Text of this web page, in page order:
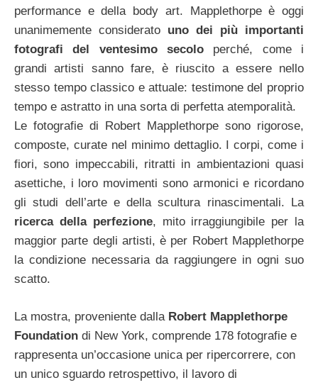
performance e della body art. Mapplethorpe è oggi
unanimemente considerato uno dei più importanti
fotografi del ventesimo secolo perché, come i
grandi artisti sanno fare, è riuscito a essere nello
stesso tempo classico e attuale: testimone del proprio
tempo e astratto in una sorta di perfetta atemporalità.
Le fotografie di Robert Mapplethorpe sono rigorose,
composte, curate nel minimo dettaglio. I corpi, come i
fiori, sono impeccabili, ritratti in ambientazioni quasi
asettiche, i loro movimenti sono armonici e ricordano
gli studi dell’arte e della scultura rinascimentali. La
ricerca della perfezione, mito irraggiungibile per la
maggior parte degli artisti, è per Robert Mapplethorpe
la condizione necessaria da raggiungere in ogni suo
scatto.
La mostra, proveniente dalla Robert Mapplethorpe
Foundation di New York, comprende 178 fotografie e
rappresenta un’occasione unica per ripercorrere, con
un unico sguardo retrospettivo, il lavoro di